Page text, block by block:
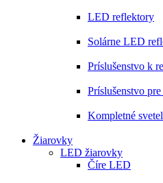
LED reflektory
Solárne LED
Príslušenstvo k
Príslušenstvo
Kompletné
Žiarovky
LED žiarovky
Číre LED